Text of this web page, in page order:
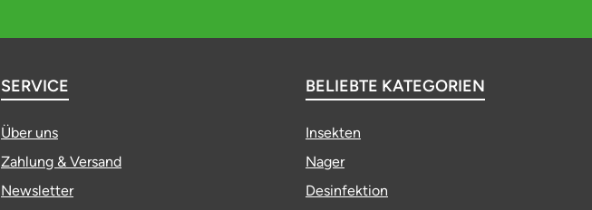
SERVICE
Über uns
Zahlung & Versand
Newsletter
BELIEBTE KATEGORIEN
Insekten
Nager
Desinfektion